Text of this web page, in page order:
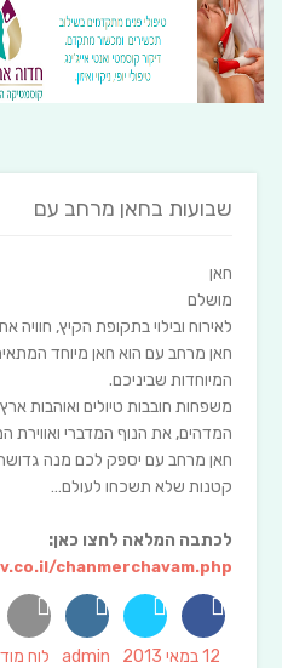
שבועות בחאן מרחב עם
חאן
מושלם
לאירוח ובילוי בתקופת הקיץ,
חאן מרחב עם הוא חאן מיוחד
המיוחדות שביניכם.
משפחות חובבות טיולים ואוהבות
המדהים, את הנוף המדברי ואווירת
חאן מרחב עם יספק לכם מנה
קטנות שלא תשכחו לעולם…
לכתבה המלאה לחצו כאן:
chanmerchavam.php
Posted
12 במאי 2013 Author
admin לוח